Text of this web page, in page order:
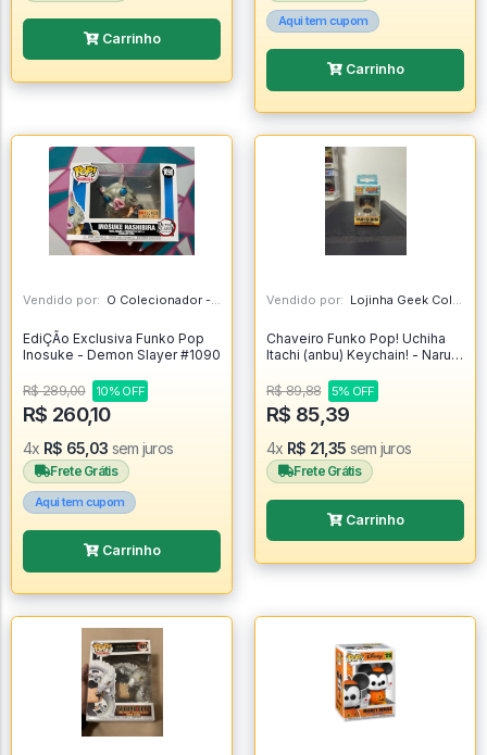
Carrinho
Aqui tem cupom
Carrinho
Vendido por: O Colecionador - SP
EdiÇÃo Exclusiva Funko Pop
Inosuke - Demon Slayer #1090
R$ 289,00 10% OFF
R$ 260,10
4x R$ 65,03 sem juros
Frete Grátis
Aqui tem cupom
Carrinho
Vendido por: Lojinha Geek Colecionáveis - DF
Chaveiro Funko Pop! Uchiha
Itachi (anbu) Keychain! - Naruto
R$ 89,88
5% OFF
R$ 85,39
4x R$ 21,35 sem juros
Frete Grátis
Carrinho